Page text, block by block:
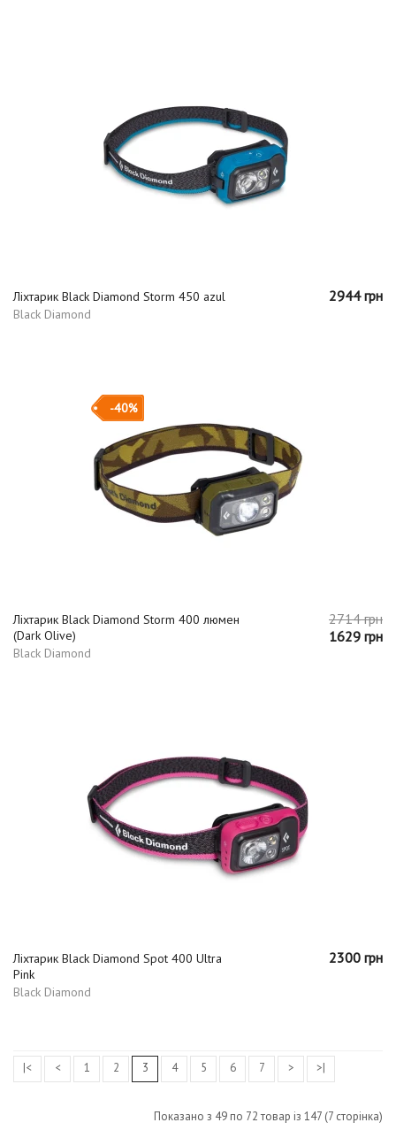
Ліхтарик Black Diamond Storm 450 azul
Black Diamond
2944 грн
-40%
Ліхтарик Black Diamond Storm 400 люмен
(Dark Olive)
Black Diamond
2714 грн
1629 грн
Ліхтарик Black Diamond Spot 400 Ultra
Pink
Black Diamond
2300 грн
|< < 1 2 3 4 5 6 7 > >|
Показано з 49 по 72 товар із 147 (7 сторінка)